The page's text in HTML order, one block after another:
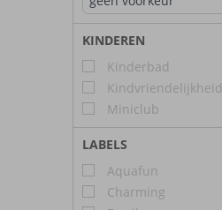
KINDEREN
Kinderbad
Kindvriendelijkheid
Miniclub
LABELS
Aquafun
Charming